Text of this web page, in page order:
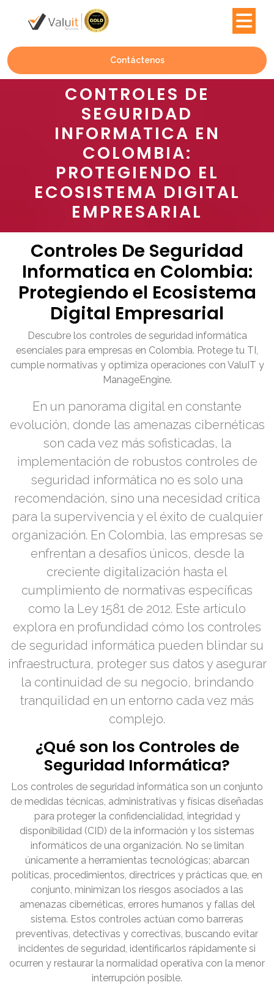
Contáctenos
CONTROLES DE
SEGURIDAD
INFORMATICA EN
COLOMBIA:
PROTEGIENDO EL
ECOSISTEMA DIGITAL
EMPRESARIAL
Controles De Seguridad
Informatica en Colombia:
Protegiendo el Ecosistema
Digital Empresarial
Descubre los controles de seguridad informática
esenciales para empresas en Colombia. Protege tu TI,
cumple normativas y optimiza operaciones con ValuIT y
ManageEngine.
En un panorama digital en constante
evolución, donde las amenazas cibernéticas
son cada vez más sofisticadas, la
implementación de robustos controles de
seguridad informática no es solo una
recomendación, sino una necesidad crítica
para la supervivencia y el éxito de cualquier
organización. En Colombia, las empresas se
enfrentan a desafíos únicos, desde la
creciente digitalización hasta el
cumplimiento de normativas específicas
como la Ley 1581 de 2012. Este artículo
explora en profundidad cómo los controles
de seguridad informática pueden blindar su
infraestructura, proteger sus datos y asegurar
la continuidad de su negocio, brindando
tranquilidad en un entorno cada vez más
complejo.
¿Qué son los Controles de
Seguridad Informática?
Los controles de seguridad informática son un conjunto
de medidas técnicas, administrativas y físicas diseñadas
para proteger la confidencialidad, integridad y
disponibilidad (CID) de la información y los sistemas
informáticos de una organización. No se limitan
únicamente a herramientas tecnológicas; abarcan
políticas, procedimientos, directrices y prácticas que, en
conjunto, minimizan los riesgos asociados a las
amenazas cibernéticas, errores humanos y fallas del
sistema. Estos controles actúan como barreras
preventivas, detectivas y correctivas, buscando evitar
incidentes de seguridad, identificarlos rápidamente si
ocurren y restaurar la normalidad operativa con la menor
interrupción posible.